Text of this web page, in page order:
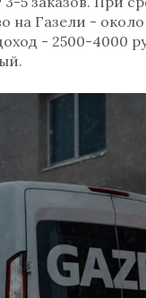
на Газели -
- 2500-4000